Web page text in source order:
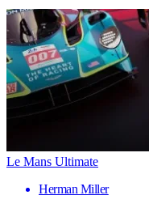
Le Mans Ultimate
Herman Miller